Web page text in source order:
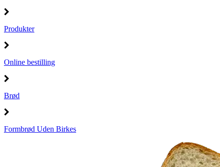
Produkter
Online bestilling
Brød
Formbrød Uden Birkes